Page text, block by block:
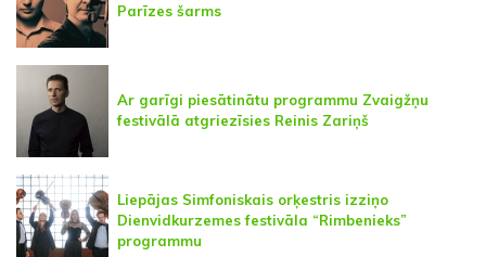
Parīzes šarms
Ar garīgi piesātinātu programmu Zvaigžņu
festivālā atgriezīsies Reinis Zariņš
Liepājas Simfoniskais orķestris izziņo
Dienvidkurzemes festivāla “Rimbenieks”
programmu